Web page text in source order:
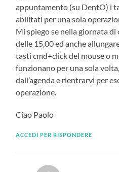
appuntamento (su DentO) i
abilitati per una sola
Mi spiego se nella giornata di
delle 15,00 ed anche
tasti cmd+click del mouse o
funzionano per una sola
dall’agenda e rientrarvi per
operazione.
Ciao Paolo
ACCEDI PER RISPONDERE